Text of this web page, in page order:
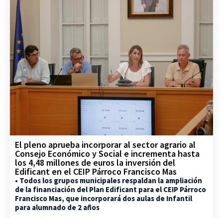
El pleno aprueba incorporar al sector agrario al
Consejo Económico y Social e incrementa hasta
los 4,48 millones de euros la inversión del
Edificant en el CEIP Párroco Francisco Mas
• Todos los grupos municipales respaldan la ampliación
de la financiación del Plan Edificant para el CEIP Párroco
Francisco Mas, que incorporará dos aulas de Infantil
para alumnado de 2 años